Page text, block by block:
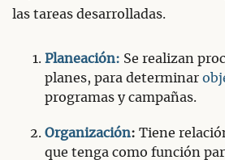
las tareas desarrolladas.
Planeación: Se realizan
planes, para determinar
programas y campañas.
Organización: Tiene
que tenga como función